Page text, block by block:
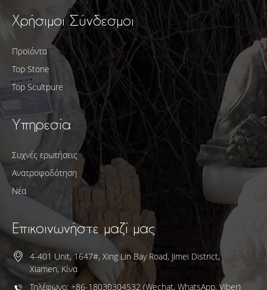
Χρήσιμοι Σύνδεσμοι
Προϊόντα
Top Stone
Top Scultpure
Υπηρεσία
Συχνές ερωτήσεις
Ανατροφοδότηση
Νέα
Επικοινωνήστε μαζί μας
4-401 Unit, 1647#, Xing Lin Bay Road, Jimei District,
Xiamen, Κίνα
Τηλέφωνο: +86-18030304532 (Wechat, WhatsApp, Viber)